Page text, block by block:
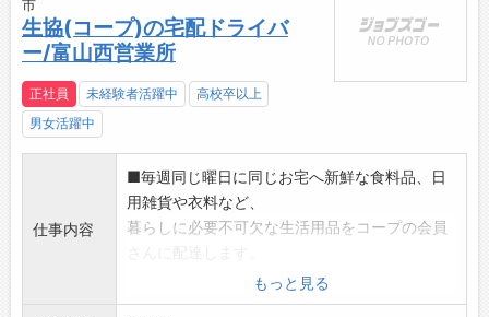
市
生協(コープ)の宅配ドライバ
ー/富山西営業所
正社員 未経験者活躍中
高校卒以上
男女活躍中
仕事内容
■毎週同じ曜日に同じお宅へ新鮮な食料品、日
用雑貨や衣料など、
暮らしに必要不可欠な生活用品をコープの会員
お買い物がたいへんなお年寄りや子育て中の方
からは、特に喜んで
もっと見る